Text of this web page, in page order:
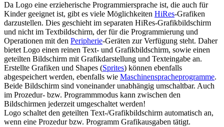
Da Logo eine erzieherische Programmiersprache ist, die auch für
Kinder geeignet ist, gibt es viele Möglichkeiten HiRes-Grafiken
darzustellen. Dies geschieht im separaten HiRes-Grafikbildschirm
und nicht im Textbildschirm, der für die Programmierung und
Operationen mit den Peripherie-Geräten zur Verfügung steht. Daher
bietet Logo einen reinen Text- und Grafikbildschirm, sowie einen
geteilten Bildschirm mit Grafikdarstellung und Texteingabe an.
Erstellte Grafiken und Shapes (Sprites) können ebenfalls
abgespeichert werden, ebenfalls wie Maschinenspracheprogramme.
Beide Bildschirm sind voneinander unabhängig umschaltbar. Auch
im Prozedur- bzw. Programmmodus kann zwischen den
Bildschirmen jederzeit umgeschaltet werden!
Logo schaltet den geteilten Text-/Grafikbildschirm automatisch an,
wenn eine Prozedur bzw. Programm Grafikausgaben tätigt.